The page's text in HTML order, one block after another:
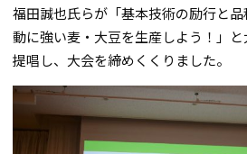
福田誠也氏らが「基本技術の励行と
動に強い麦・大豆を生産しよう！」
提唱し、大会を締めくくりました。